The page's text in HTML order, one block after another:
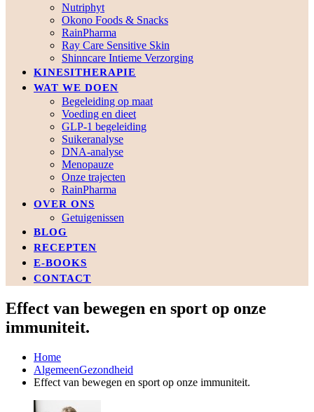
Nutriphyt
Okono Foods & Snacks
RainPharma
Ray Care Sensitive Skin
Shinncare Intieme Verzorging
KINESITHERAPIE
WAT WE DOEN
Begeleiding op maat
Voeding en dieet
GLP-1 begeleiding
Suikeranalyse
DNA-analyse
Menopauze
Onze trajecten
RainPharma
OVER ONS
Getuigenissen
BLOG
RECEPTEN
E-BOOKS
CONTACT
Effect van bewegen en sport op onze
immuniteit.
Home
AlgemeenGezondheid
Effect van bewegen en sport op onze immuniteit.